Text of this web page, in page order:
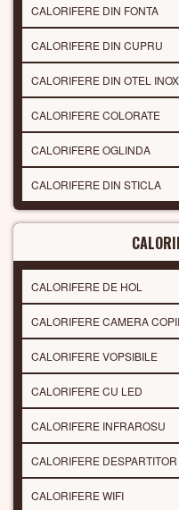
CALORIFERE DIN FONTA
CALORIFERE DIN CUPRU
CALORIFERE DIN OTEL
CALORIFERE COLORATE
CALORIFERE OGLINDA
CALORIFERE DIN STICLA
CALORIFERE DE HOL
CALORIFERE CAMERA COPII
CALORIFERE VOPSIBILE
CALORIFERE CU LED
CALORIFERE INFRAROSU
CALORIFERE
CALORIFERE WIFI